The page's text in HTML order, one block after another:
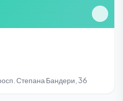
Степана Бандери, 36